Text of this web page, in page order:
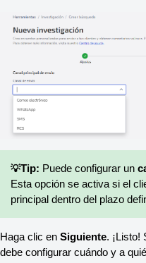
💡Tip: Puede configurar un
Esta opción se activa si el
principal dentro del plazo
Haga clic en Siguiente. ¡Listo!
debe configurar cuándo y a